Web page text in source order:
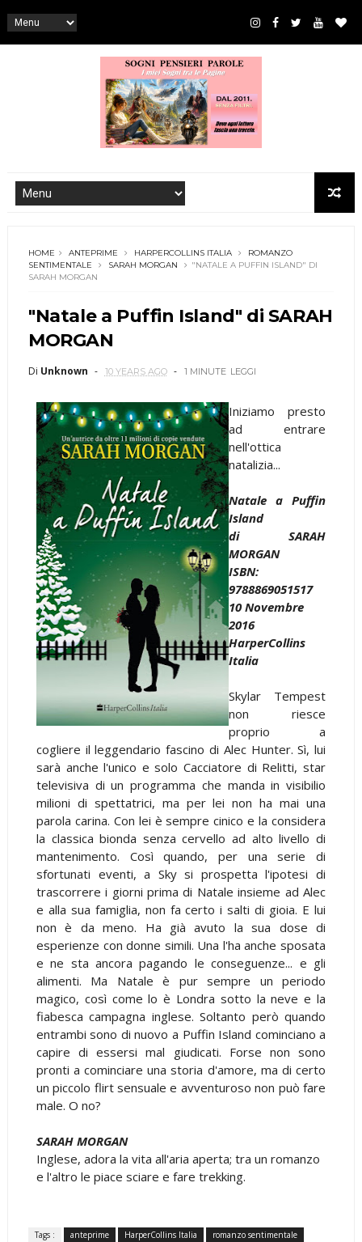
HOME ANTEPRIME HARPERCOLLINS ITALIA
ROMANZO
SENTIMENTALE
SARAH MORGAN
"NATALE A PUFFIN ISLAND" DI
SARAH MORGAN
"Natale a Puffin Island" di SARAH
MORGAN
Di Unknown 10 YEARS AGO 1 MINUTE LEGGI
Iniziamo presto
ad entrare
nell'ottica
natalizia...
Natale a Puffin
Island
di SARAH
MORGAN
ISBN:
9788869051517
10 Novembre
2016
HarperCollins
Italia
Skylar Tempest
non riesce
proprio a
cogliere il leggendario fascino di Alec Hunter. Sì, lui
sarà anche l'unico e solo Cacciatore di Relitti, star
televisiva di un programma che manda in visibilio
milioni di spettatrici, ma per lei non ha mai una
parola carina. Con lei è sempre cinico e la considera
la classica bionda senza cervello ad alto livello di
mantenimento. Così quando, per una serie di
sfortunati eventi, a Sky si prospetta l'ipotesi di
trascorrere i giorni prima di Natale insieme ad Alec
e alla sua famiglia, non fa certo i salti di gioia. E lui
non è da meno. Ha già avuto la sua dose di
esperienze con donne simili. Una l'ha anche sposata
e ne sta ancora pagando le conseguenze... e gli
alimenti. Ma Natale è pur sempre un periodo
magico, così come lo è Londra sotto la neve e la
fiabesca campagna inglese. Soltanto però quando
entrambi sono di nuovo a Puffin Island cominciano a
capire di essersi mal giudicati. Forse non sono
pronti a cominciare una storia d'amore, ma di certo
un piccolo flirt sensuale e avventuroso non può fare
male. O no?
SARAH MORGAN
Inglese, adora la vita all'aria aperta; tra un romanzo
e l'altro le piace sciare e fare trekking.
Tags : anteprime HarperCollins Italia
romanzo sentimentale